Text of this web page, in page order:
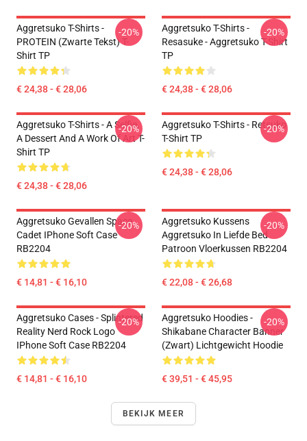
Aggretsuko T-Shirts -
PROTEIN (zwarte Tekst) T-
Shirt TP
€ 24,38 - € 28,06
-20%
Aggretsuko T-Shirts -
Resasuke - Aggretsuko T-Shirt
TP
€ 24,38 - € 28,06
-20%
Aggretsuko T-Shirts - A Selfie,
A Dessert And A Work Of Art T-
Shirt TP
€ 24,38 - € 28,06
-20%
Aggretsuko T-Shirts - Retsuko
T-Shirt TP
€ 24,38 - € 28,06
-20%
Aggretsuko Gevallen Space
Cadet IPhone Soft Case
RB2204
€ 14,81 - € 16,10
-20%
Aggretsuko Kussens
Aggretsuko In Liefde Bed
Patroon Vloerkussen RB2204
€ 22,08 - € 26,68
-20%
Aggretsuko Cases - Splintered
Reality Nerd Rock Logo
IPhone Soft Case RB2204
€ 14,81 - € 16,10
-20%
Aggretsuko Hoodies -
Shikabane Character Banner
(Zwart) Lichtgewicht Hoodie
€ 39,51 - € 45,95
-20%
BEKIJK MEER